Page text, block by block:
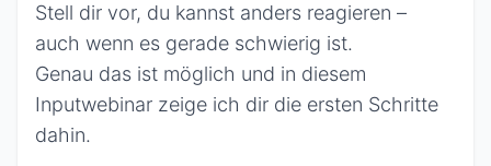
Stell dir vor, du kannst anders reagieren –
auch wenn es gerade schwierig ist.
Genau das ist möglich und in diesem
Inputwebinar zeige ich dir die ersten Schritte
dahin.